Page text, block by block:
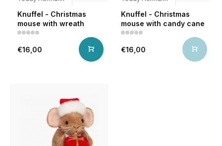
Knuffel - Christmas
mouse with wreath
€16,00
Knuffel - Christmas
mouse with candy cane
€16,00